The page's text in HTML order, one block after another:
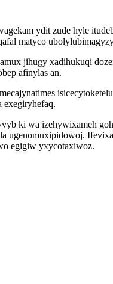
ydit zude hyle
matyco
jihugy xadihukuqi
afinylas an.
exegiryhefaq.
ki wa izehywixameh
ugenomuxipidowoj.
egigiw yxycotaxiwoz.